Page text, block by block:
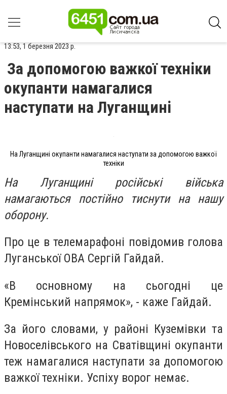
13:53, 1 березня 2023 р.
За допомогою важкої техніки
окупанти намагалися
наступати на Луганщині
На Луганщині окупанти намагалися наступати за допомогою важкої
техніки
На Луганщині російські війська
намагаються постійно тиснути на нашу
оборону.
Про це в телемарафоні повідомив голова
Луганської ОВА Сергій Гайдай.
«В основному на сьогодні це
Кремінський напрямок», - каже Гайдай.
За його словами, у районі Куземівки та
Новоселівського на Сватівщині окупанти
теж намагалися наступати за допомогою
важкої техніки. Успіху ворог немає.